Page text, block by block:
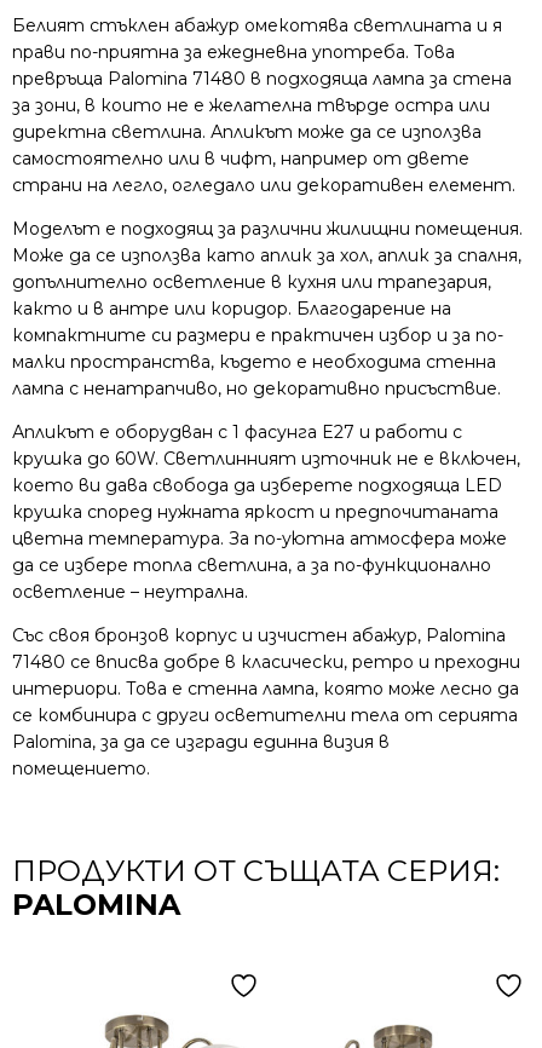
Белият стъклен абажур омекотява светлината и я
прави по-приятна за ежедневна употреба. Това
превръща Palomina 71480 в подходяща лампа за стена
за зони, в които не е желателна твърде остра или
директна светлина. Апликът може да се използва
самостоятелно или в чифт, например от двете
страни на легло, огледало или декоративен елемент.
Моделът е подходящ за различни жилищни помещения.
Може да се използва като аплик за хол, аплик за спалня,
допълнително осветление в кухня или трапезария,
както и в антре или коридор. Благодарение на
компактните си размери е практичен избор и за по-
малки пространства, където е необходима стенна
лампа с ненатрапчиво, но декоративно присъствие.
Апликът е оборудван с 1 фасунга E27 и работи с
крушка до 60W. Светлинният източник не е включен,
което ви дава свобода да изберете подходяща LED
крушка според нужната яркост и предпочитаната
цветна температура. За по-уютна атмосфера може
да се избере топла светлина, а за по-функционално
осветление – неутрална.
Със своя бронзов корпус и изчистен абажур, Palomina
71480 се вписва добре в класически, ретро и преходни
интериори. Това е стенна лампа, която може лесно да
се комбинира с други осветителни тела от серията
Palomina, за да се изгради единна визия в
помещението.
ПРОДУКТИ ОТ СЪЩАТА СЕРИЯ:
PALOMINA